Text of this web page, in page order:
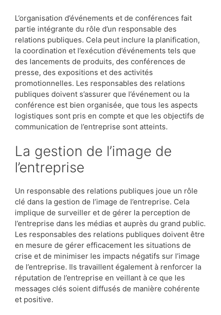
L’organisation d’événements et de conférences fait
partie intégrante du rôle d’un responsable des
relations publiques. Cela peut inclure la planification,
la coordination et l’exécution d’événements tels que
des lancements de produits, des conférences de
presse, des expositions et des activités
promotionnelles. Les responsables des relations
publiques doivent s’assurer que l’événement ou la
conférence est bien organisée, que tous les aspects
logistiques sont pris en compte et que les objectifs de
communication de l’entreprise sont atteints.
La gestion de l’image de
l’entreprise
Un responsable des relations publiques joue un rôle
clé dans la gestion de l’image de l’entreprise. Cela
implique de surveiller et de gérer la perception de
l’entreprise dans les médias et auprès du grand public.
Les responsables des relations publiques doivent être
en mesure de gérer efficacement les situations de
crise et de minimiser les impacts négatifs sur l’image
de l’entreprise. Ils travaillent également à renforcer la
réputation de l’entreprise en veillant à ce que les
messages clés soient diffusés de manière cohérente
et positive.